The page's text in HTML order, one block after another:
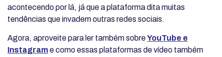
acontecendo por lá, já que a plataforma dita muitas
tendências que invadem outras redes sociais.
Agora, aproveite para ler também sobreYouTube e
Instagrame como essas plataformas de vídeo também